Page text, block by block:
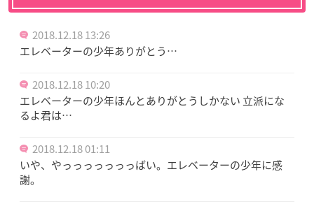
2018.12.18 13:26
エレベーターの少年ありがとう…
2018.12.18 10:20
エレベーターの少年ほんとありがとうしかない 立派にな
るよ君は…
2018.12.18 01:11
いや、やっっっっっっっばい。エレベーターの少年に感
謝。